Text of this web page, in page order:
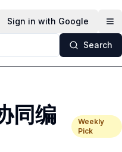
Sign in with Google
Search
同编
Weekly
Pick